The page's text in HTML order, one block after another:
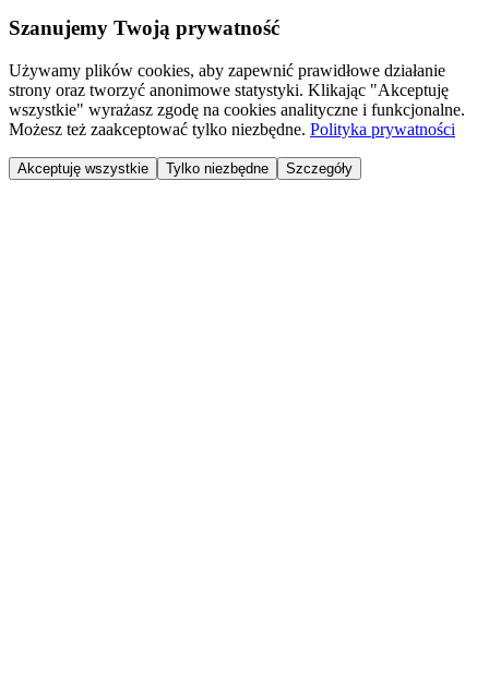
Szanujemy Twoją prywatność
Używamy plików cookies, aby zapewnić prawidłowe działanie
strony oraz tworzyć anonimowe statystyki. Klikając "Akceptuję
wszystkie" wyrażasz zgodę na cookies analityczne i funkcjonalne.
Możesz też zaakceptować tylko niezbędne. Polityka prywatności
Akceptuję wszystkie Tylko niezbędne Szczegóły